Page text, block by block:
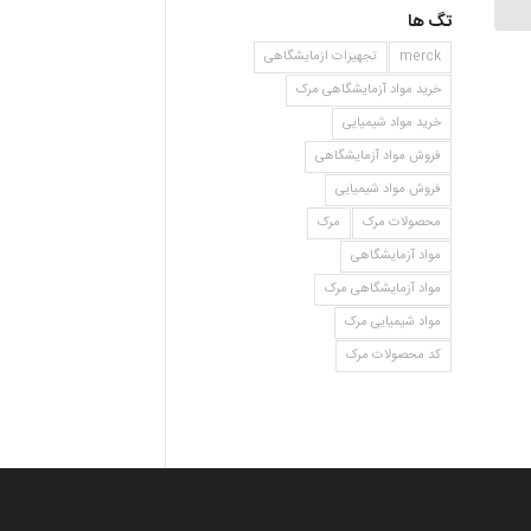
تگ ها
merck
تجهیزات ازمایشگاهی
خرید مواد آزمایشگاهی مرک
خرید مواد شیمیایی
فروش مواد آزمایشگاهی
فروش مواد شیمیایی
محصولات مرک
مرک
مواد آزمایشگاهی
مواد آزمایشگاهی مرک
مواد شیمیایی مرک
کد محصولات مرک